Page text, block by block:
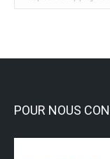
:
POUR NOUS